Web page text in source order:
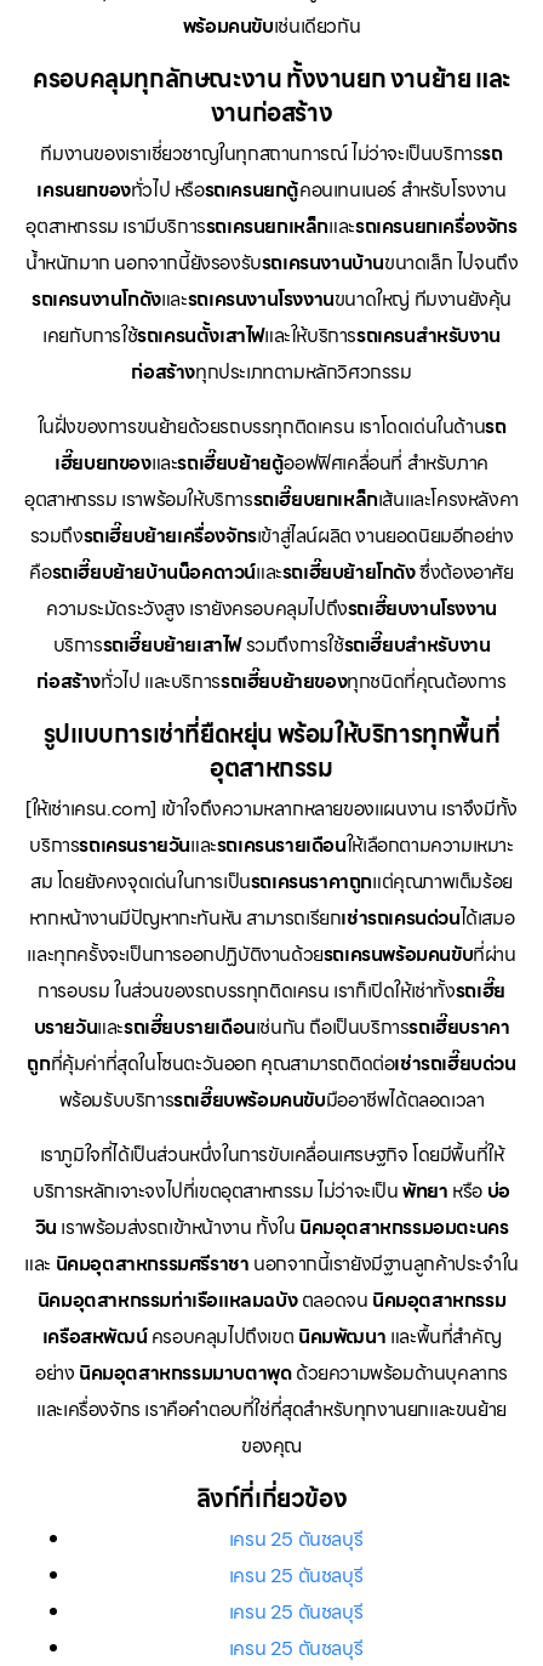
พร้อมคนขับเช่นเดียวกัน
ครอบคลุมทุกลักษณะงาน ทั้งงานยก งานย้าย และ
งานก่อสร้าง
ทีมงานของเราเชี่ยวชาญในทุกสถานการณ์ ไม่ว่าจะเป็นบริการรถ
เครนยกของทั่วไป หรือรถเครนยกตู้คอนเทนเนอร์ สำหรับโรงงาน
อุตสาหกรรม เรามีบริการรถเครนยกเหล็กและรถเครนยกเครื่องจักร
น้ำหนักมาก นอกจากนี้ยังรองรับรถเครนงานบ้านขนาดเล็ก ไปจนถึง
รถเครนงานโกดังและรถเครนงานโรงงานขนาดใหญ่ ทีมงานยังคุ้น
เคยกับการใช้รถเครนตั้งเสาไฟและให้บริการรถเครนสำหรับงาน
ก่อสร้างทุกประเภทตามหลักวิศวกรรม
ในฝั่งของการขนย้ายด้วยรถบรรทุกติดเครน เราโดดเด่นในด้านรถ
เฮี๊ยบยกของและรถเฮี๊ยบย้ายตู้ออฟฟิศเคลื่อนที่ สำหรับภาค
อุตสาหกรรม เราพร้อมให้บริการรถเฮี๊ยบยกเหล็กเส้นและโครงหลังคา
รวมถึงรถเฮี๊ยบย้ายเครื่องจักรเข้าสู่ไลน์ผลิต งานยอดนิยมอีกอย่าง
คือรถเฮี๊ยบย้ายบ้านน็อคดาวน์และรถเฮี๊ยบย้ายโกดังซึ่งต้องอาศัย
ความระมัดระวังสูง เรายังครอบคลุมไปถึงรถเฮี๊ยบงานโรงงาน
บริการรถเฮี๊ยบย้ายเสาไฟรวมถึงการใช้รถเฮี๊ยบสำหรับงาน
ก่อสร้างทั่วไป และบริการรถเฮี๊ยบย้ายของทุกชนิดที่คุณต้องการ
รูปแบบการเช่าที่ยืดหยุ่น พร้อมให้บริการทุกพื้นที่
อุตสาหกรรม
[ให้เช่าเครน.com] เข้าใจถึงความหลากหลายของแผนงาน เราจึงมีทั้ง
บริการรถเครนรายวันและรถเครนรายเดือนให้เลือกตามความเหมาะ
สม โดยยังคงจุดเด่นในการเป็นรถเครนราคาถูกแต่คุณภาพเต็มร้อย
หากหน้างานมีปัญหากะทันหัน สามารถเรียกเช่ารถเครนด่วนได้เสมอ
และทุกครั้งจะเป็นการออกปฏิบัติงานด้วยรถเครนพร้อมคนขับที่ผ่าน
การอบรม ในส่วนของรถบรรทุกติดเครน เราก็เปิดให้เช่าทั้งรถเฮี๊ย
บรายวันและรถเฮี๊ยบรายเดือนเช่นกัน ถือเป็นบริการรถเฮี๊ยบราคา
ถูกที่คุ้มค่าที่สุดในโซนตะวันออก คุณสามารถติดต่อเช่ารถเฮี๊ยบด่วน
พร้อมรับบริการรถเฮี๊ยบพร้อมคนขับมืออาชีพได้ตลอดเวลา
เราภูมิใจที่ได้เป็นส่วนหนึ่งในการขับเคลื่อนเศรษฐกิจ โดยมีพื้นที่ให้
บริการหลักเจาะจงไปที่เขตอุตสาหกรรม ไม่ว่าจะเป็นพัทยา หรือ บ่อ
วิน เราพร้อมส่งรถเข้าหน้างาน ทั้งใน นิคมอุตสาหกรรมอมตะนคร
และ นิคมอุตสาหกรรมศรีราชา นอกจากนี้เรายังมีฐานลูกค้าประจำใน
นิคมอุตสาหกรรมท่าเรือแหลมฉบังตลอดจน นิคมอุตสาหกรรม
เครือสหพัฒน์ครอบคลุมไปถึงเขต นิคมพัฒนา และพื้นที่สำคัญ
อย่าง นิคมอุตสาหกรรมมาบตาพุดด้วยความพร้อมด้านบุคลากร
และเครื่องจักร เราคือคำตอบที่ใช่ที่สุดสำหรับทุกงานยกและขนย้าย
ของคุณ
ลิงก์ที่เกี่ยวข้อง
เครน 25 ตันชลบุรี
เครน 25 ตันชลบุรี
เครน 25 ตันชลบุรี
เครน 25 ตันชลบุรี